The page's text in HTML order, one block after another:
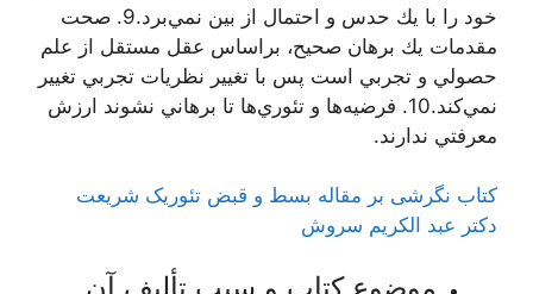
خود را با يك حدس و احتمال از بين نمي‌برد.9. صحت
مقدمات يك برهان صحيح، براساس عقل مستقل از علم
حصولي و تجربي است پس با تغيير نظريات تجربي تغيير
نمي‌كند.10. فرضيه‌ها و تئوري‌ها تا برهاني نشوند ارزش
معرفتي ندارند.
کتاب نگرشی بر مقاله بسط و قبض تئوریک شریعت
دکتر عبد الکریم سروش
موضوع کتاب و سبب تألیف آن